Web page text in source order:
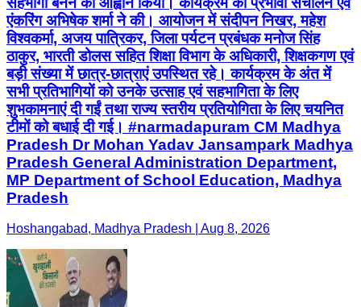
एंकरिंग अभिषेक शर्मा ने की। आयोजन में संदीपन निखर, महेश
विश्वकर्मा, अजय पात्रिकर, जिला पर्यटन प्रबंधक मनोज सिंह
ठाकुर, भारती डोलस सहित शिक्षा विभाग के अधिकारी, शिक्षकगण एवं
बड़ी संख्या में छात्र-छात्राएं उपस्थित रहे। कार्यक्रम के अंत में
सभी प्रतिभागियों को उनके उत्साह एवं सहभागिता के लिए
शुभकामनाएं दी गईं तथा राज्य स्तरीय प्रतियोगिता के लिए चयनित
टीमों को बधाई दी गई। #narmadapuram CM Madhya
Pradesh Dr Mohan Yadav Jansampark Madhya
Pradesh General Administration Department,
MP Department of School Education, Madhya
Pradesh
Hoshangabad, Madhya Pradesh | Aug 8, 2026